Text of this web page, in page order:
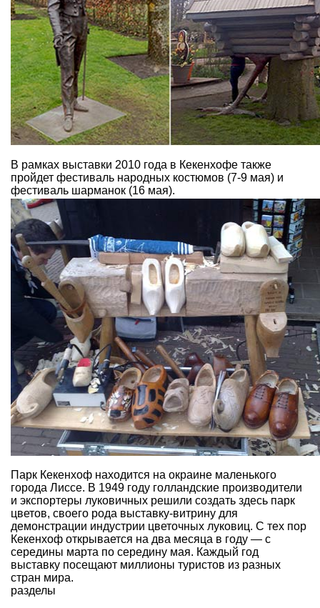
В рамках выставки 2010 года в Кекенхофе также
пройдет фестиваль народных костюмов (7-9 мая) и
фестиваль шарманок (16 мая).
Парк Кекенхоф находится на окраине маленького
города Лиссе. В 1949 году голландские производители
и экспортеры луковичных решили создать здесь парк
цветов, своего рода выставку-витрину для
демонстрации индустрии цветочных луковиц. С тех пор
Кекенхоф открывается на два месяца в году — с
середины марта по середину мая. Каждый год
выставку посещают миллионы туристов из разных
стран мира.
разделы